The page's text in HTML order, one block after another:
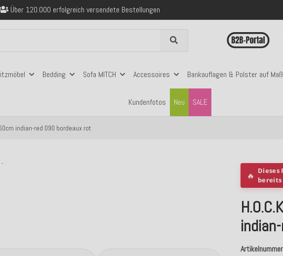
Sicher bezahlen mit Klarna, PayPal & Amazon Pay
Versand innerhalb Deutschlands ab 99€ Bestellwert
Bedding Sofa MITCH Accessoires Bankauflagen & Polster auf Maß
Kundenfotos SALE
Neu
indian-red 090 bordeaux rot
🔥 Dieses
bereits
Artikelnummer